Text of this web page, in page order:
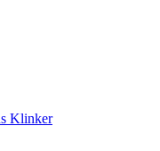
Klinker